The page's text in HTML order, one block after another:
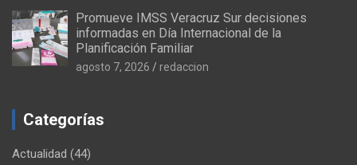
Promueve IMSS Veracruz Sur decisiones
informadas en Día Internacional de la
Planificación Familiar
agosto 7, 2026 redaccion
Categorías
Actualidad (44)